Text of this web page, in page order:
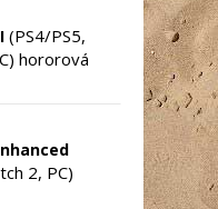
(PS4/PS5,
hororová
2, PC)